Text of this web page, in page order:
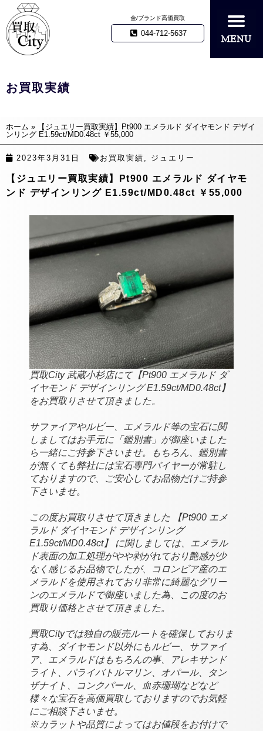
金/ブランド高価買取
044-712-5637
お買取実績
ホーム »
【ジュエリー買取実績】Pt900 エメラルド ダイヤモンド デザイ
ンリング E1.59ct/MD0.48ct ￥55,000
2023年3月31日 お買取実績 ジュエリー
【ジュエリー買取実績】Pt900 エメラルド ダイヤモ
ンド デザインリング E1.59ct/MD0.48ct ￥55,000
買取City 武蔵小杉店にて【Pt900 エメラルド ダ
イヤモンド デザインリング E1.59ct/MD0.48ct】
をお買取りさせて頂きました。
サファイアやルビー、エメラルド等の宝石に関
しましてはお手元に「鑑別書」が御座いました
ら一緒にご持参下さいませ。もちろん、鑑別書
が無くても弊社には宝石専門バイヤーが常駐し
ておりますので、ご安心してお品物だけご持参
下さいませ。
この度お買取りさせて頂きました 【Pt900 エメ
ラルド ダイヤモンド デザインリング
E1.59ct/MD0.48ct】 に関しましては、エメラル
ド表面の加工処理がやや剥がれており艶感が少
なく感じるお品物でしたが、コロンビア産のエ
メラルドを使用されており非常に綺麗なグリー
ンのエメラルドで御座いました為、
この度のお
買取り価格とさせて頂きました。
買取Cityでは独自の販売ルートを確保しておりま
す為、ダイヤモンド以外にもルビー、サファイ
ア、エメラルドはもちろんの事、アレキサンド
ライト、パライバトルマリン、オパール、タン
ザナイト、コンクパール、血赤珊瑚などなど
様々な宝石を高価買取しておりますのでお気軽
にご相談下さいませ。
※カラットや品質によってはお値段をお付けで